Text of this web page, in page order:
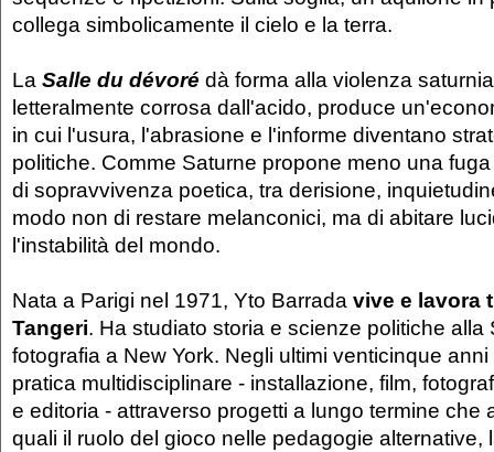
collega simbolicamente il cielo e la terra.
La Salle du dévoré dà forma alla violenza
letteralmente corrosa dall'acido, produce
in cui l'usura, l'abrasione e l'informe diventano
politiche. Comme Saturne propone meno una
di sopravvivenza poetica, tra derisione,
modo non di restare melanconici, ma di abitare
l'instabilità del mondo.
Nata a Parigi nel 1971, Yto Barrada vive e lavora
Tangeri. Ha studiato storia e scienze politiche alla
fotografia a New York. Negli ultimi venticinque
pratica multidisciplinare - installazione, film,
e editoria - attraverso progetti a lungo termine che
quali il ruolo del gioco nelle pedagogie alternative,